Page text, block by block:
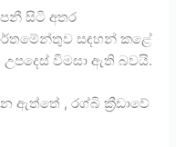
සිටි අතර
සඳහන් කළේ
විමසා ඇති බවයි.
ඇත්තේ , රග්බි ක්‍රීඩාවේ